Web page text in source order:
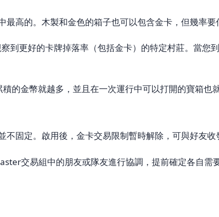
高的。木製和金色的箱子也可以包含金卡，但幾率要
更好的卡牌掉落率（包括金卡）的特定村莊。當您
的金幣就越多，並且在一次運行中可以打開的寶箱也就
固定。啟用後，金卡交易限制暫時解除，可與好友收
交易組中的朋友或隊友進行協調，提前確定各自需